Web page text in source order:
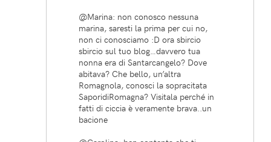
@Marina: non conosco nessuna
marina, saresti la prima per cui no,
non ci conosciamo :D ora sbircio
sbircio sul tuo blog…davvero tua
nonna era di Santarcangelo? Dove
abitava? Che bello, un’altra
Romagnola, conosci la sopracitata
SaporidiRomagna? Visitala perché in
fatti di ciccia è veramente brava..un
bacione